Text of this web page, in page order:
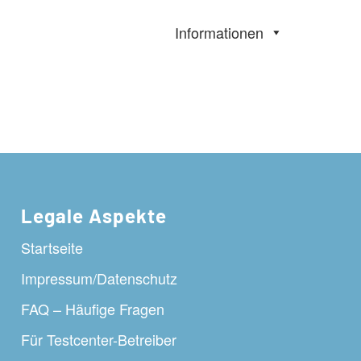
Informationen
Legale Aspekte
Startseite
Impressum/Datenschutz
FAQ – Häufige Fragen
Für Testcenter-Betreiber